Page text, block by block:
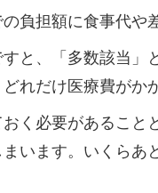
負担額に食事代や
と、「多数該当」
れだけ医療費がか
おく必要があること
います。いくらあ